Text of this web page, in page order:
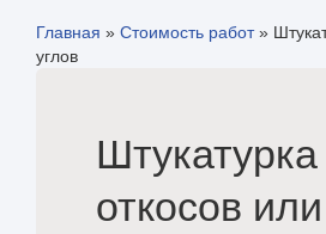
Главная » Стоимость работ»
углов
Штукатурка
откосов